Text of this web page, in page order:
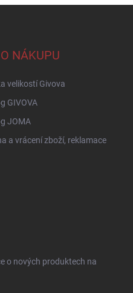
NÁKUPU
velikostí Givova
GIVOVA
JOMA
a vrácení zboží, reklamace
o nových produktech na